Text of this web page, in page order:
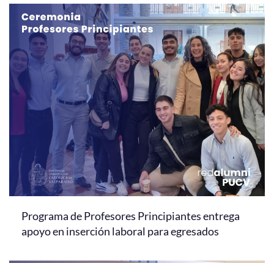
Programa de Profesores Principiantes entrega
apoyo en inserción laboral para egresados